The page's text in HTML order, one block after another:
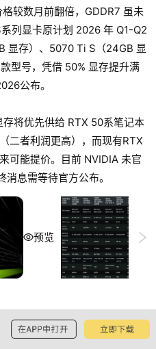
较数月前翻倍，GDDR7 虽未
列显卡原计划 2026 年 Q1-Q2
显存）、5070 Ti S（24GB 显
型号，凭借 50% 显存提升满
公布。
将优先供给 RTX 50系笔记本
二者利润更高），而现有RTX
可能提价。目前 NVIDIA 未官
息需等待官方公布。
预览